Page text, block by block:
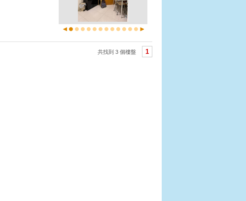
共找到 3 個樓盤 1